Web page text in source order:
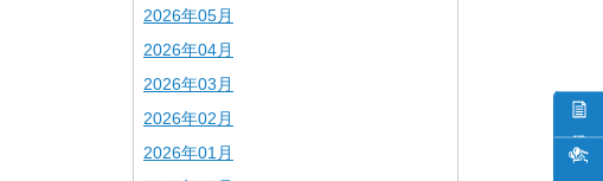
2026年05月
2026年04月
2026年03月
2026年02月
2026年01月